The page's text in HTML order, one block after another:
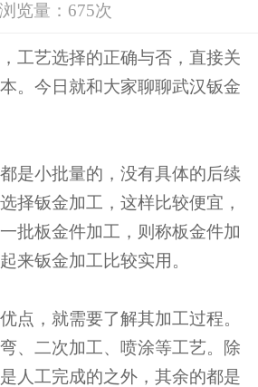
浏览量：675次
工艺选择的正确与否，直接关
。今日就和大家聊聊武汉钣金
是小批量的，没有具体的后续
择钣金加工，这样比较便宜，
批板金件加工，则称板金件加
来钣金加工比较实用。
点，就需要了解其加工过程。
、二次加工、喷涂等工艺。除
人工完成的之外，其余的都是